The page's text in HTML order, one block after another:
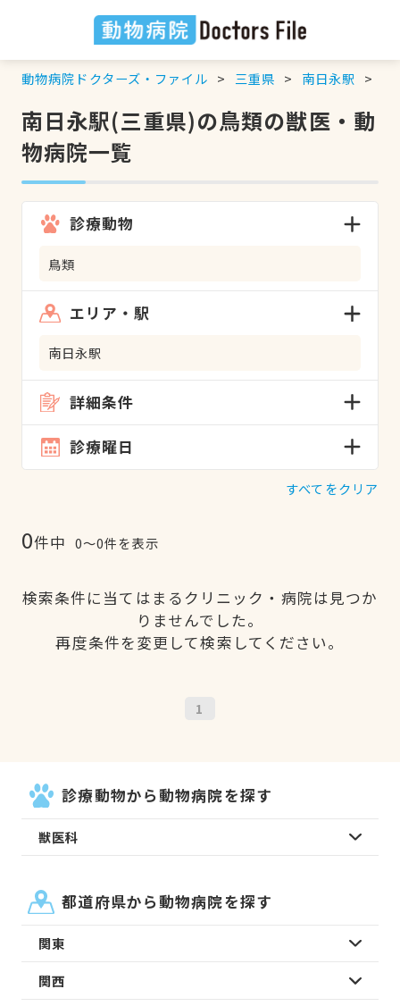
動物病院ドクターズ・ファイル 三重県 南日永駅
南日永駅(三重県)の鳥類の獣医・動
物病院一覧
診療動物
鳥類
エリア・駅
南日永駅
詳細条件
診療曜日
すべてをクリア
0件中 0〜0件を表示
検索条件に当てはまるクリニック・病院は見つか
りませんでした。
再度条件を変更して検索してください。
1
診療動物から動物病院を探す
獣医科
都道府県から動物病院を探す
関東
関西